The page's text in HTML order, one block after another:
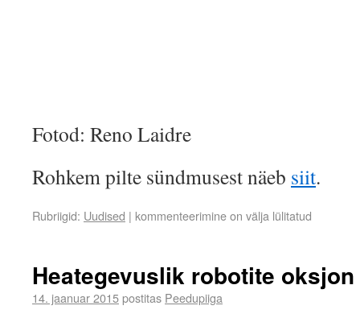
Fotod: Reno Laidre
Rohkem pilte sündmusest näeb siit.
Rubriigid: Uudised | kommenteerimine on välja lülitatud
Heategevuslik robotite oksjon
14. jaanuar 2015postitas Peedupiiga